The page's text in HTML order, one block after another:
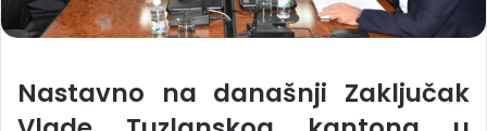
Nastavno na današnji Zaključak